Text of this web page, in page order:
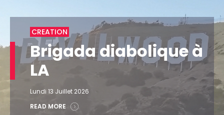
CREATION
Brigada diabolique à
LA
Lundi 13 Juillet 2026
READ MORE